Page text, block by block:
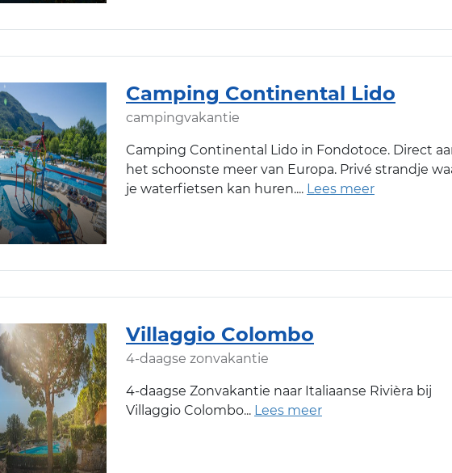
Camping Continental Lido
campingvakantie
Camping Continental Lido in Fondotoce. Direct
het schoonste meer van Europa. Privé strandje
je waterfietsen kan huren.
Villaggio Colombo
4-daagse zonvakantie
4-daagse Zonvakantie naar Italiaanse Rivièra bij
Villaggio Colombo